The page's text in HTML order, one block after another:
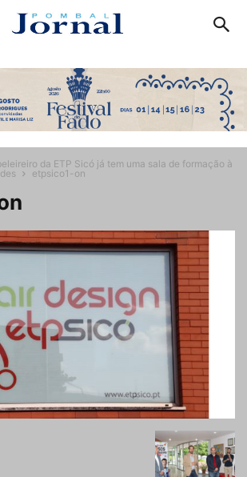
da ETP Sicó já tem uma sala de formação à
etpsico1-on